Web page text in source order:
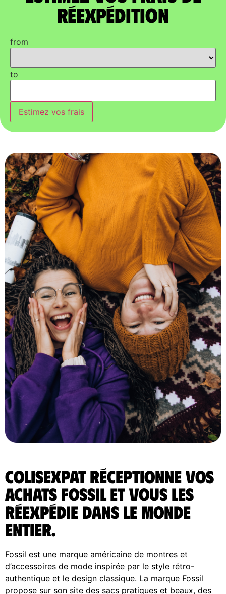
réexpédition
from
to
Estimez vos frais
ColisExpat réceptionne vos
achats Fossil et vous les
réexpédie dans le monde
entier.
Fossil est une marque américaine de montres et
d’accessoires de mode inspirée par le style rétro-
authentique et le design classique. La marque Fossil
propose sur son site des sacs pratiques et beaux, des